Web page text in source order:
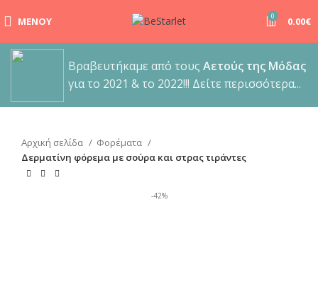
ΜΕΝΟΎ 0 0.00€
Βραβευτήκαμε από τους Αετούς της Μόδας
για το 2021 & το 2022!!! Δείτε περισσότερα...
Αρχική σελίδα
Φορέματα
Δερματίνη φόρεμα με σούρα και στρας τιράντες
-42%